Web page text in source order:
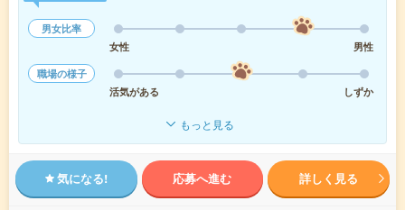
男女比率
女性
男性
職場の様子
活気がある
しずか
もっと見る
気になる! 応募へ進む 詳しく見る